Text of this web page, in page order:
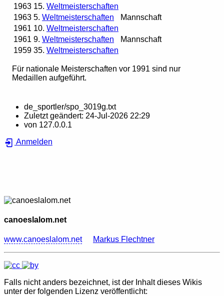
1963 15. Weltmeisterschaften
1963 5. Weltmeisterschaften
Mannschaft
1961 10. Weltmeisterschaften
1961 9. Weltmeisterschaften
Mannschaft
1959 35. Weltmeisterschaften
Für nationale Meisterschaften vor 1991 sind nur
Medaillen aufgeführt.
de_sportler/spo_3019g.txt
Zuletzt geändert: 24-Jul-2026 22:29
von 127.0.0.1
Anmelden
canoeslalom.net
www.canoeslalom.net Markus Flechtner
Falls nicht anders bezeichnet, ist der Inhalt dieses Wikis
unter der folgenden Lizenz veröffentlicht: